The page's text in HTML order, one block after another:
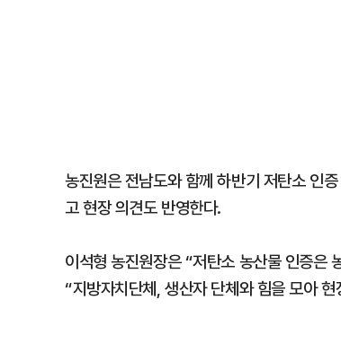
농진원은 전남도와 함께 하반기 저탄소 인
고 현장 의견도 반영한다.
이석형 농진원장은 “저탄소 농산물 인증은
“지방자치단체, 생산자 단체와 힘을 모아